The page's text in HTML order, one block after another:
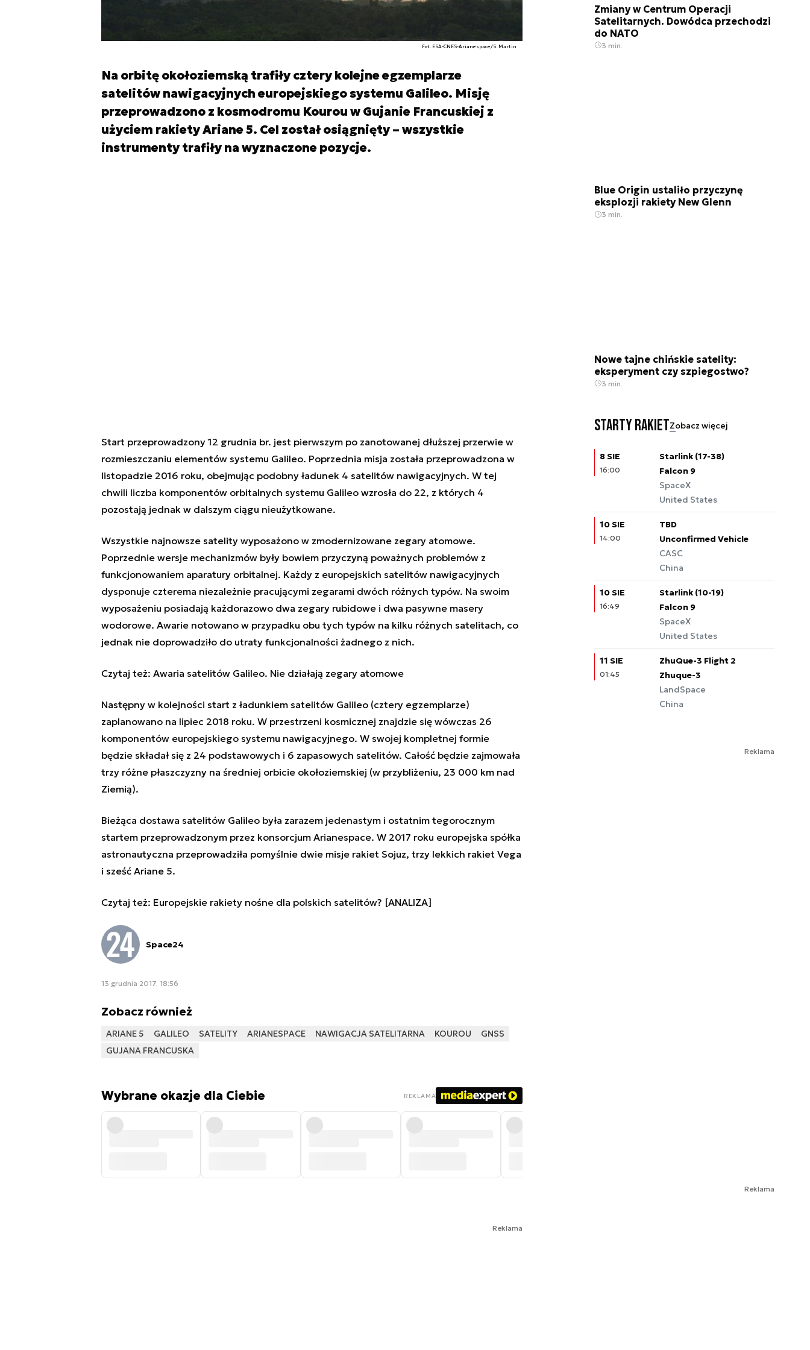
Fot. ESA-CNES-Arianespace/S. Martin
Na orbitę okołoziemską trafiły cztery kolejne egzemplarze
satelitów nawigacyjnych europejskiego systemu Galileo. Misję
przeprowadzono z kosmodromu Kourou w Gujanie Francuskiej z
użyciem rakiety Ariane 5. Cel został osiągnięty – wszystkie
instrumenty trafiły na wyznaczone pozycje.
Start przeprowadzony 12 grudnia br. jest pierwszym po zanotowanej dłuższej przerwie w
rozmieszczaniu elementów systemu Galileo. Poprzednia misja została przeprowadzona w
listopadzie 2016 roku, obejmując podobny ładunek 4 satelitów nawigacyjnych. W tej
chwili liczba komponentów orbitalnych systemu Galileo wzrosła do 22, z których 4
pozostają jednak w dalszym ciągu nieużytkowane.
Wszystkie najnowsze satelity wyposażono w zmodernizowane zegary atomowe.
Poprzednie wersje mechanizmów były bowiem przyczyną poważnych problemów z
funkcjonowaniem aparatury orbitalnej. Każdy z europejskich satelitów nawigacyjnych
dysponuje czterema niezależnie pracującymi zegarami dwóch różnych typów. Na swoim
wyposażeniu posiadają każdorazowo dwa zegary rubidowe i dwa pasywne masery
wodorowe. Awarie notowano w przypadku obu tych typów na kilku różnych satelitach, co
jednak nie doprowadziło do utraty funkcjonalności żadnego z nich.
Czytaj też: Awaria satelitów Galileo. Nie działają zegary atomowe
Następny w kolejności start z ładunkiem satelitów Galileo (cztery egzemplarze)
zaplanowano na lipiec 2018 roku. W przestrzeni kosmicznej znajdzie się wówczas 26
komponentów europejskiego systemu nawigacyjnego. W swojej kompletnej formie
będzie składał się z 24 podstawowych i 6 zapasowych satelitów. Całość będzie zajmowała
trzy różne płaszczyzny na średniej orbicie okołoziemskiej (w przybliżeniu, 23 000 km nad
Ziemią).
Bieżąca dostawa satelitów Galileo była zarazem jedenastym i ostatnim tegorocznym
startem przeprowadzonym przez konsorcjum Arianespace. W 2017 roku europejska spółka
astronautyczna przeprowadziła pomyślnie dwie misje rakiet Sojuz, trzy lekkich rakiet Vega
i sześć Ariane 5.
Czytaj też: Europejskie rakiety nośne dla polskich satelitów? [ANALIZA]
Space24
13 grudnia 2017, 18:56
Zobacz również
ARIANE 5 GALILEO SATELITY ARIANESPACE NAWIGACJA SATELITARNA KOUROU
GNSS
GUJANA FRANCUSKA
Wybrane okazje dla Ciebie REKLAMA
Reklama
Zmiany w Centrum Operacji
Satelitarnych. Dowódca przechodzi
do NATO
3 min.
Blue Origin ustaliło przyczynę
eksplozji rakiety New Glenn
3 min.
Nowe tajne chińskie satelity:
eksperyment czy szpiegostwo?
3 min.
Starty rakietZobacz więcej
8 SIE
16:00
Starlink (17-38)
Falcon 9
SpaceX
United States
10 SIE
14:00
TBD
Unconfirmed Vehicle
CASC
China
10 SIE
16:49
Starlink (10-19)
Falcon 9
SpaceX
United States
11 SIE
01:45
ZhuQue-3 Flight 2
Zhuque-3
LandSpace
China
Reklama
Reklama